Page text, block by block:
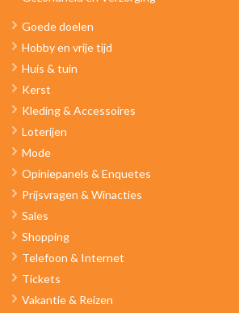
Goede doelen
Hobby en vrije tijd
Huis & tuin
Kerst
Kleding & Accessoires
Loterijen
Mode
Opiniepanels & Enquetes
Prijsvragen & Winacties
Sales
Shopping
Telefoon & Internet
Tickets
Vakantie & Reizen